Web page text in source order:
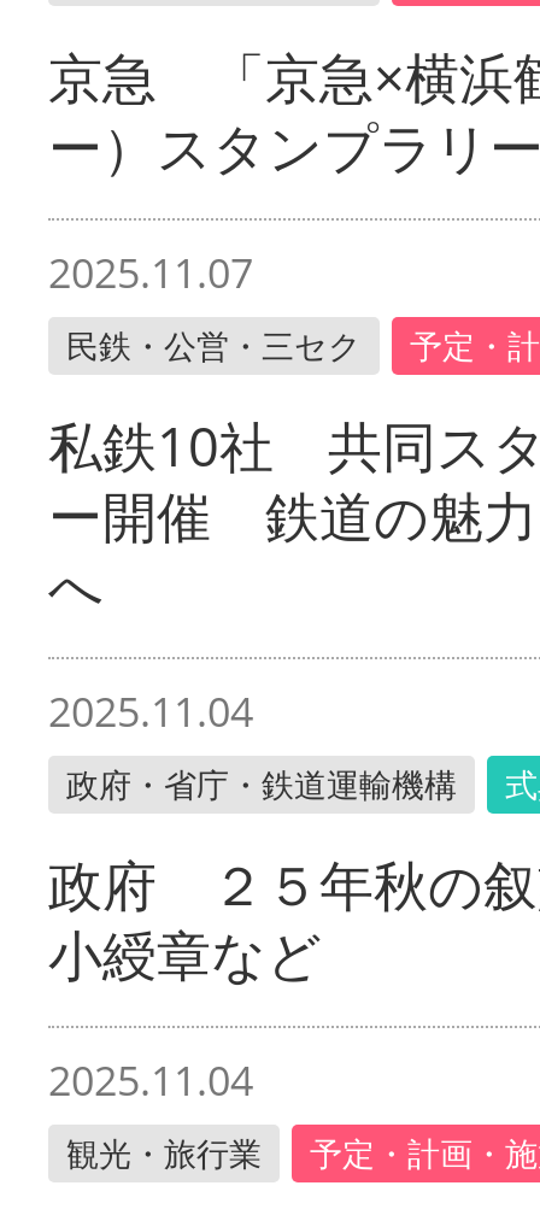
京急 「京急×横浜
ー）スタンプラリ
2025.11.07
民鉄・公営・三セク 予定・
私鉄10社 共同ス
ー開催 鉄道の魅
へ
2025.11.04
政府・省庁・鉄道運輸機構
政府 ２５年秋の
小綬章など
2025.11.04
観光・旅行業 予定・計画・